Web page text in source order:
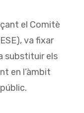
el Comitè
va fixar
substituir els
en l’àmbit
públic.